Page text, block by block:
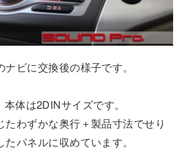
ビに交換後の様子です。
体は2DINサイズです。
わずかな奥行＋製品寸法でせり
パネルに収めています。